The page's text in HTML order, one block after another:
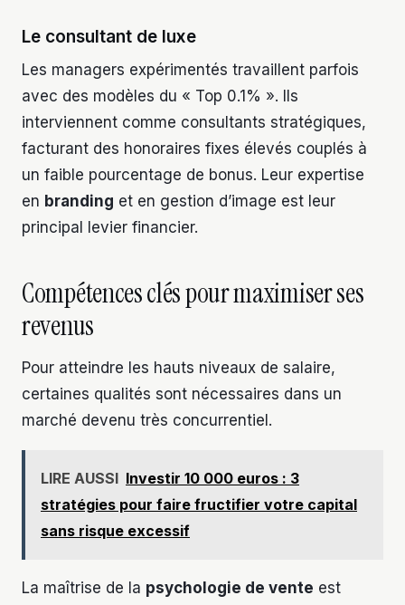
Le consultant de luxe
Les managers expérimentés travaillent parfois
avec des modèles du « Top 0.1% ». Ils
interviennent comme consultants stratégiques,
facturant des honoraires fixes élevés couplés à
un faible pourcentage de bonus. Leur expertise
en branding et en gestion d’image est leur
principal levier financier.
Compétences clés pour maximiser ses
revenus
Pour atteindre les hauts niveaux de salaire,
certaines qualités sont nécessaires dans un
marché devenu très concurrentiel.
LIRE AUSSI Investir 10 000 euros : 3
stratégies pour faire fructifier votre capital
sans risque excessif
La maîtrise de la psychologie de vente est